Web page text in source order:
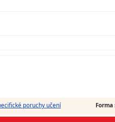
poruchy učení